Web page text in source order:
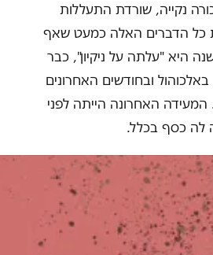
נקייה, שורדת התעללות
כל הדברים האלה כמעט שאף
היא "עלתה על ניקיון", כבר
ובחודשים האחרונים
האחרונה הייתה לפני
לה כסף בכלל.